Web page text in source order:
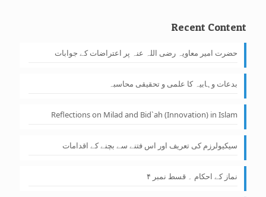
Recent Content
حضرت امیر معاویہ رضی اللہ عنہ پر اعتراضات کے جوابات
بدعات وہابیہ کا علمی و تحقیقی محاسبہ
Reflections on Milad and Bid`ah (Innovation) in Islam
سیکیولرزم کی تعریف اور اس فتنے سے بچنے کے اقدامات
نماز کے احکام ۔ قسط نمبر ۴